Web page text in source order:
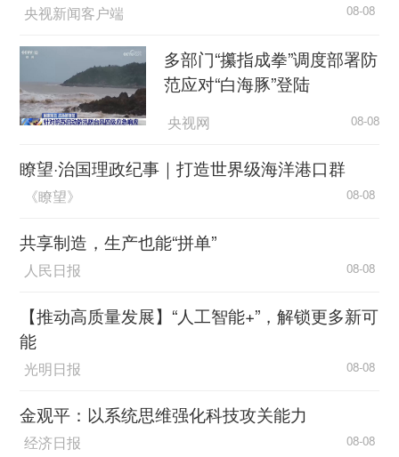
央视新闻客户端 08-08
多部门“攥指成拳”调度部署防
范应对“白海豚”登陆
央视网 08-08
瞭望·治国理政纪事｜打造世界级海洋港口群
《瞭望》 08-08
共享制造，生产也能“拼单”
人民日报 08-08
【推动高质量发展】“人工智能+”，解锁更多新可
能
光明日报 08-08
金观平：以系统思维强化科技攻关能力
经济日报 08-08